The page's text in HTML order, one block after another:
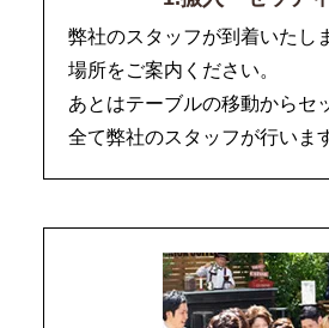
弊社のスタッフが到着いたし
場所をご案内ください。
あとはテーブルの移動からセ
全て弊社のスタッフが行いま